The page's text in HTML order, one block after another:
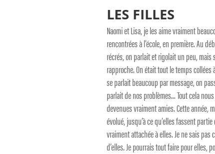
LES FILLES
Naomi et Lisa, je les aime vraiment
rencontrées à l’école, en première. Au
récrés, on parlait et rigolait un peu, mais
rapproche. On était tout le temps
se parlait beaucoup par message, on
parlait de nos problèmes… Tout cela
devenues vraiment amies. Cette année,
évolué, jusqu’à ce qu’elles fassent
vraiment attachée à elles. Je ne sais pas
d’elles. Je pourrais tout faire pour elles,